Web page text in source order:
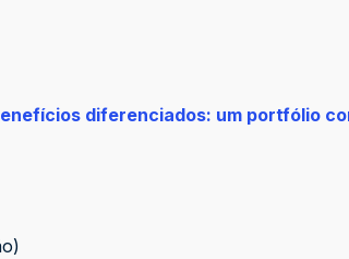
diferenciados: um portfólio